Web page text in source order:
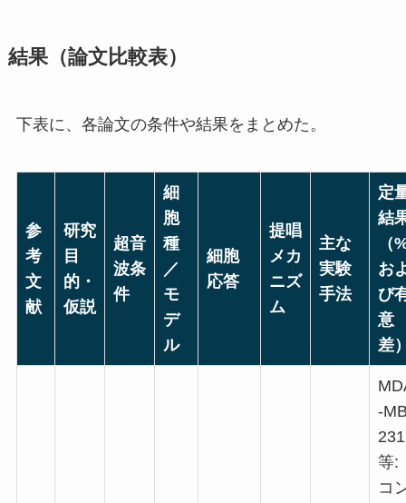
結果（論文比較表）
下表に、各論文の条件や結果をまとめた。
参
考
文
献
研究
目
的・
仮説
超音
波条
件
細
胞
種
／
モ
デ
ル
細胞
応答
提唱
メカ
ニズ
ム
主な
実験
手法
定
結
（
お
び
意
差
-
231
等:
コ